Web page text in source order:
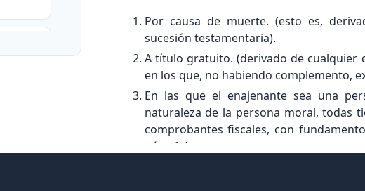
Por causa de muerte. (esto es,
sucesión testamentaria).
A título gratuito. (derivado de cualquier
en los que, no habiendo complemento,
En las que el enajenante sea una
naturaleza de la persona moral, todas
comprobantes fiscales, con
párrafo).